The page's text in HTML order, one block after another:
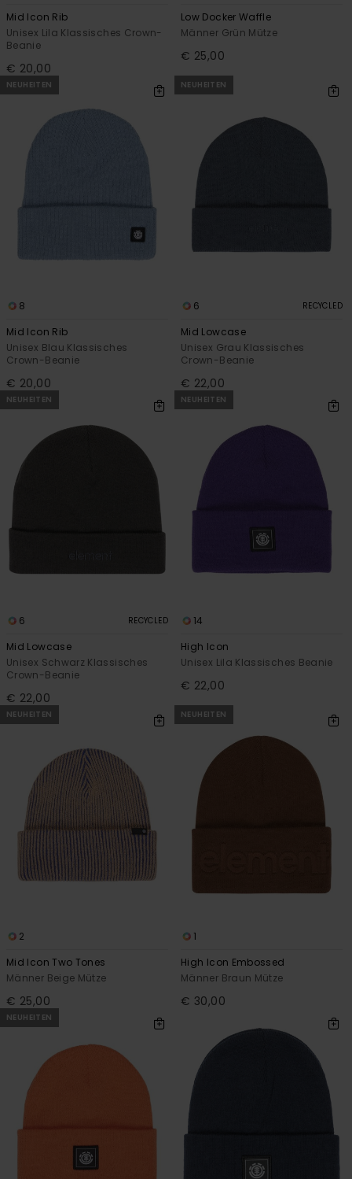
Mid Icon Rib
Unisex Lila Klassisches Crown-
Beanie
€ 20,00
Low Docker Waffle
Männer Grün Mütze
€ 25,00
NEUHEITEN
8
Mid Icon Rib
Unisex Blau Klassisches
Crown-Beanie
€ 20,00
NEUHEITEN
6 RECYCLED
Mid Lowcase
Unisex Grau Klassisches
Crown-Beanie
€ 22,00
NEUHEITEN
6 RECYCLED
Mid Lowcase
Unisex Schwarz Klassisches
Crown-Beanie
€ 22,00
NEUHEITEN
14
High Icon
Unisex Lila Klassisches Beanie
€ 22,00
NEUHEITEN
2
Mid Icon Two Tones
Männer Beige Mütze
€ 25,00
NEUHEITEN
1
High Icon Embossed
Männer Braun Mütze
€ 30,00
NEUHEITEN